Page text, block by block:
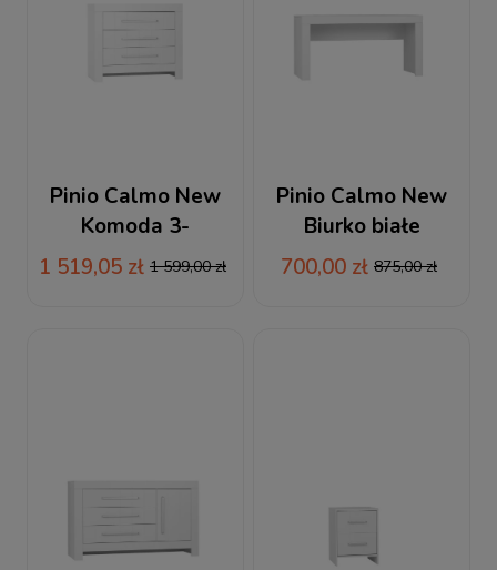
Pinio Calmo New
Komoda 3-
szufladowa biała
1 519,05 zł 1 599,00 zł
Pinio Calmo New
Biurko białe
700,00 zł 875,00 zł